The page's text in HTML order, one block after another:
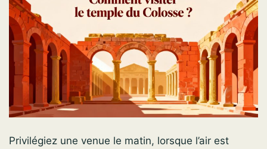
Privilégiez une venue le matin, lorsque l’air est